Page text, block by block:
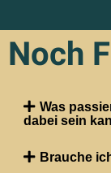
Noch
Was
dabei sein
Brauche